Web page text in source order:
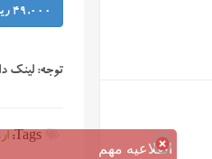
49,000 ریال – خرید
توجه: لینک
اطلاعیه مهم